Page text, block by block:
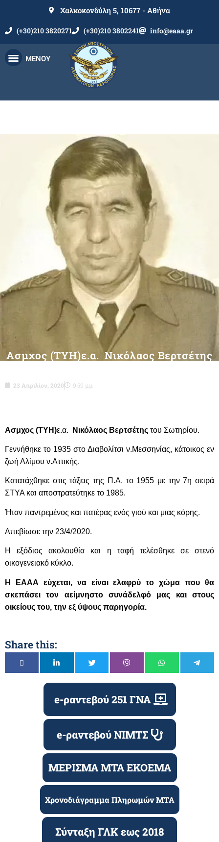
Χαλκοκονδύλη 5, 10677 - Αθήνα
(+30)210 3820271 (+30)210 3802241 info@eaaa.gr
ΜΕΝΟΥ
Ασμχος (ΤΥΗ)ε.α. Νικόλαος Βερτσέτης
του Σωτηρίου-δεν είναι πια μαζί μας
23 Απριλίου, 2020 9:59 μμ
Ασμχος (ΤΥΗ)ε.α. Νικόλαος Βερτσέτης του Σωτηρίου.
Γεννήθηκε το 1935 στο Διαβολίτσι ν.Μεσσηνίας, κάτοικος εν
ζωή Αλίμου ν.Αττικής.
Κατατάχθηκε στις τάξεις της Π.Α. το 1955 με την 7η σειρά
ΣΤΥΑ και αποστρατεύτηκε το 1985.
Ήταν παντρεμένος και πατέρας ενός γιού και μιας κόρης.
Απεβίωσε την 23/4/2020.
Η εξόδιος ακολουθία και η ταφή τελέσθηκε σε στενό
οικογενειακό κύκλο.
Η ΕΑΑΑ εύχεται, να είναι ελαφρύ το χώμα που θα
σκεπάσει τον αείμνηστο συνάδελφό μας και στους
οικείους του, την εξ ύψους παρηγορία.
Share this:
e-ραντεβού 251 ΓΝΑ
e-ραντεβού ΝΙΜΤΣ
ΜΕΡΙΣΜΑ ΜΤΑ ΕΚΟΕΜΑ
Χρονοδιάγραμμα Πληρωμών ΜΤΑ
Σύνταξη ΓΛΚ εως 2018